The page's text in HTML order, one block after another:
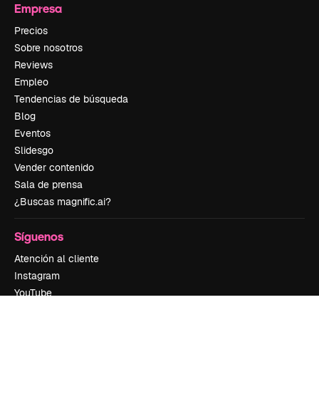
Empresa
Precios
Sobre nosotros
Reviews
Empleo
Tendencias de búsqueda
Blog
Eventos
Slidesgo
Vender contenido
Sala de prensa
¿Buscas magnific.ai?
Síguenos
Atención al cliente
Instagram
YouTube